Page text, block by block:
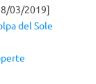
03/2019]
del Sole